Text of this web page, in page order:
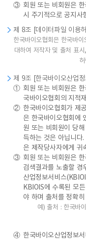
③ 회원 또는 비회원은
시 주기적으로 공지사
제 8조 [데이터파일 이용
한국바이오협회은 한국바
대하여 저작자 및 출처 표
제 9조 [한국바이오산업
① 회원 또는 비회원은
국바이오협회의 지적
② 한국바이오협회가 제
은 한국바이오협회에
원 또는 비회원이 당
득하는 것은 아닙니다
은 제작당사자에게 귀
③ 회원 또는 비회원은
검색결과를 노출할 경
산업정보서비스
KBIOIS에 수록된 모
야 하며 출처를 정확
예) 출처 : 한국바
④ 한국바이오산업정보